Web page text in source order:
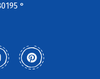
°